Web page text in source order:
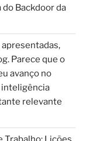
do Backdoor da
Parece que o
avanço no
relevante